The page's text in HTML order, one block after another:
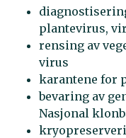
plantevirus,
rensing av
virus
karantene for
bevaring av
Nasjonal